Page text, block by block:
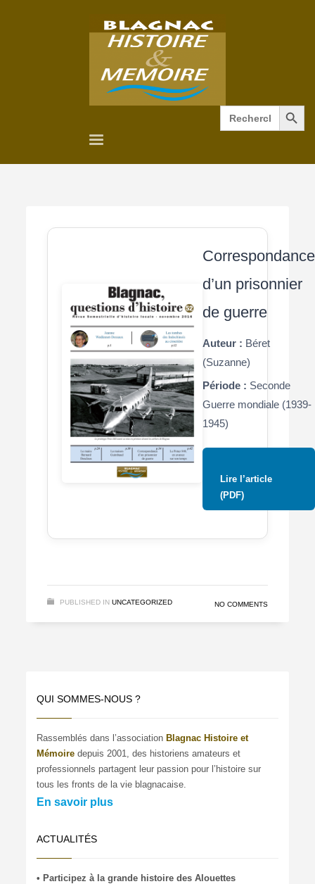
Search
for:
Search Button
Correspondance
d’un prisonnier
de guerre
Auteur : Béret
(Suzanne)
Période : Seconde
Guerre mondiale (1939-
1945)
Lire l’article
(PDF)
PUBLISHED IN UNCATEGORIZED NO COMMENTS
QUI SOMMES-NOUS ?
Rassemblés dans l’associationBlagnac Histoire et
Mémoire depuis 2001, des historiens amateurs et
professionnels partagent leur passion pour l’histoire sur
tous les fronts de la vie blagnacaise.
En savoir plus
ACTUALITÉS
• Participez à la grande histoire des Alouettes